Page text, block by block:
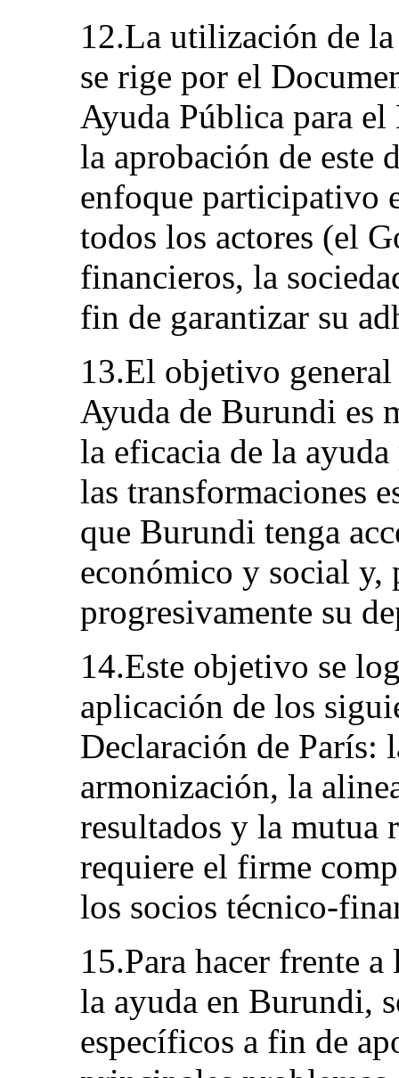
12.La utilización de
se rige por el
Ayuda Pública para
la aprobación de este
enfoque participativo
todos los actores (el
financieros, la
fin de garantizar su
13.El objetivo
Ayuda de Burundi es
la eficacia de la
las transformaciones
que Burundi tenga
económico y social y,
progresivamente su
14.Este objetivo se
aplicación de los
Declaración de París:
armonización, la
resultados y la mutua
requiere el firme
los socios técnico-
15.Para hacer frente
la ayuda en Burundi,
específicos a fin de